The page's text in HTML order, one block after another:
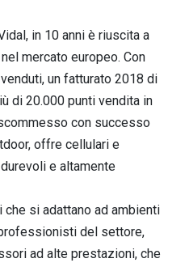
in 10 anni è riuscita a
mercato europeo. Con
un fatturato 2018 di
di 20.000 punti vendita in
con successo
offre cellulari e
e altamente
si adattano ad ambienti
del settore,
ad alte prestazioni, che